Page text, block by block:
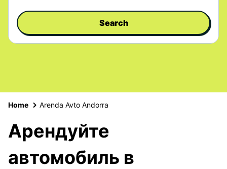
Search
Home Arenda Avto Andorra
Арендуйте
автомобиль в